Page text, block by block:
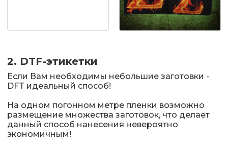
2. DTF-этикетки
Если Вам необходимы небольшие заготовки -
DFT идеальный способ!
На одном погонном метре пленки возможно
размещение множества заготовок, что делает
данный способ нанесения невероятно
экономичным!